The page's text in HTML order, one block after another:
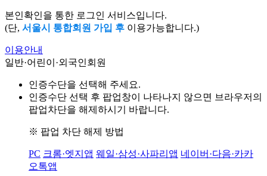
본인확인을 통한 로그인 서비스입니다.
(단, 서울시 통합회원 가입 후 이용가능합니다.)
이용안내
일반·어린이·외국인회원
인증수단을 선택해 주세요.
인증수단 선택 후 팝업창이 나타나지 않으면 브라우저의
팝업차단을 해제하시기 바랍니다.
※ 팝업 차단 해제 방법
PC 크롬·엣지앱 웨일·삼성·사파리앱 네이버·다음·카카
오톡앱